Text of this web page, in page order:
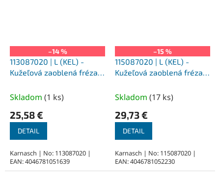
–14 %
113087020 | L (KEL) -
Kužeľová zaoblená fréza
nepovlakované
Skladom (1 ks)
25,58 €
DETAIL
Karnasch | No: 113087020 |
EAN: 4046781051639
–15 %
115087020 | L (KEL) -
Kužeľová zaoblená fréza
povlakované
Skladom (17 ks)
29,73 €
DETAIL
Karnasch | No: 115087020 |
EAN: 4046781052230